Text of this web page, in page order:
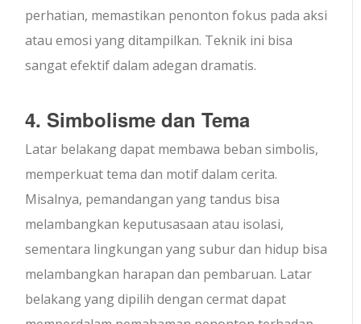
perhatian, memastikan penonton fokus pada aksi
atau emosi yang ditampilkan. Teknik ini bisa
sangat efektif dalam adegan dramatis.
4. Simbolisme dan Tema
Latar belakang dapat membawa beban simbolis,
memperkuat tema dan motif dalam cerita.
Misalnya, pemandangan yang tandus bisa
melambangkan keputusasaan atau isolasi,
sementara lingkungan yang subur dan hidup bisa
melambangkan harapan dan pembaruan. Latar
belakang yang dipilih dengan cermat dapat